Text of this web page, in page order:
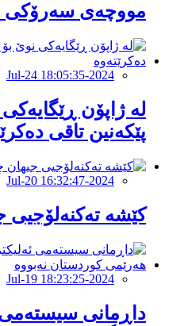
مووچەی سەرۆكی
2024-Jul-24 18:05:35
لە ژاپۆن
پێکەنین تاقی
2024-Jul-20 16:32:47
کێشە تەکنەلۆجیی
2024-Jul-19 18:23:25
داڕمانى سیستەمى